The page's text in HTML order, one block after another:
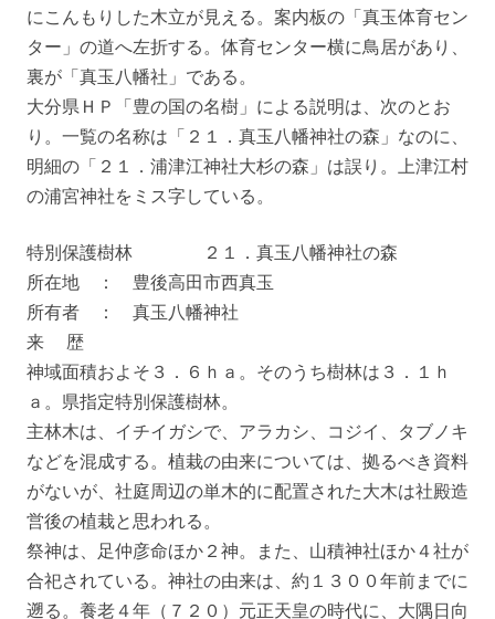
にこんもりした木立が見える。案内板の「真玉体育セン
ター」の道へ左折する。体育センター横に鳥居があり、
裏が「真玉八幡社」である。
大分県ＨＰ「豊の国の名樹」による説明は、次のとお
り。一覧の名称は「２１．真玉八幡神社の森」なのに、
明細の「２１．浦津江神社大杉の森」は誤り。上津江村
の浦宮神社をミス字している。
特別保護樹林 ２１．真玉八幡神社の森
所在地 ： 豊後高田市西真玉
所有者 ： 真玉八幡神社
来 歴
神域面積およそ３．６ｈａ。そのうち樹林は３．１ｈ
ａ。県指定特別保護樹林。
主林木は、イチイガシで、アラカシ、コジイ、タブノキ
などを混成する。植栽の由来については、拠るべき資料
がないが、社庭周辺の単木的に配置された大木は社殿造
営後の植栽と思われる。
祭神は、足仲彦命ほか２神。また、山積神社ほか４社が
合祀されている。神社の由来は、約１３００年前までに
遡る。養老４年（７２０）元正天皇の時代に、大隅日向